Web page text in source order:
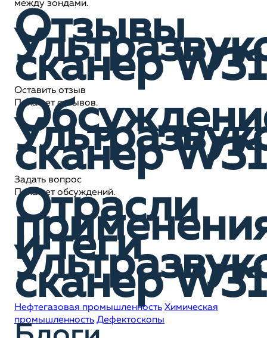
между зондами.
Отзывы
сканер W31
Оставить отзыв
Пока нет отзывов.
сканер W31
Задать вопрос
Пока нет обсуждений.
Отрасли
и теги
сканер W31
Нефтегазовая промышленность Химическая
промышленность Дефектоскопы